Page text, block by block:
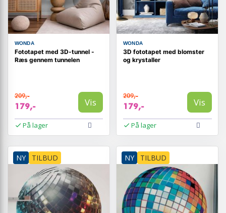
WONDA
Fototapet med 3D-tunnel -
Ræs gennem tunnelen
209,-
179,- Vis
På lager
WONDA
3D fototapet med blomster
og krystaller
209,-
179,- Vis
På lager
NY TILBUD NY TILBUD